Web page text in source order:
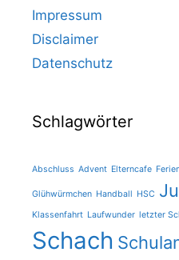
Impressum
Disclaimer
Datenschutz
Schlagwörter
Abschluss Advent Elterncafe
Glühwürmchen Handball HSC
Klassenfahrt Laufwunder letzter
Schach